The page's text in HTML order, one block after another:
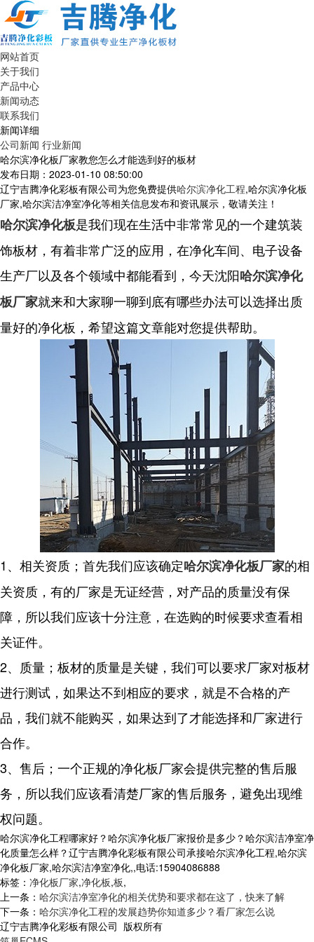
网站首页
关于我们
产品中心
新闻动态
联系我们
新闻详细
公司新闻 行业新闻
哈尔滨净化板厂家教您怎么才能选到好的板材
发布日期：2023-01-10 08:50:00
辽宁吉腾净化彩板有限公司为您免费提供哈尔滨净化工程,哈尔滨净化板
厂家,哈尔滨洁净室净化等相关信息发布和资讯展示，敬请关注！
哈尔滨净化板是我们现在生活中非常常见的一个建筑装
饰板材，有着非常广泛的应用，在净化车间、电子设备
生产厂以及各个领域中都能看到，今天沈阳哈尔滨净化
板厂家就来和大家聊一聊到底有哪些办法可以选择出质
量好的净化板，希望这篇文章能对您提供帮助。
1、相关资质；首先我们应该确定哈尔滨净化板厂家的相
关资质，有的厂家是无证经营，对产品的质量没有保
障，所以我们应该十分注意，在选购的时候要求查看相
关证件。
2、质量；板材的质量是关键，我们可以要求厂家对板材
进行测试，如果达不到相应的要求，就是不合格的产
品，我们就不能购买，如果达到了才能选择和厂家进行
合作。
3、售后；一个正规的净化板厂家会提供完整的售后服
务，所以我们应该看清楚厂家的售后服务，避免出现维
权问题。
哈尔滨净化工程哪家好？哈尔滨净化板厂家报价是多少？哈尔滨洁净室净
化质量怎么样？辽宁吉腾净化彩板有限公司承接哈尔滨净化工程,哈尔滨
净化板厂家,哈尔滨洁净室净化,,电话:15904086888
标签： 净化板厂家,净化板,板,
上一条： 哈尔滨洁净室净化的相关优势和要求都在这了，快来了解
下一条： 哈尔滨净化工程的发展趋势你知道多少？看厂家怎么说
辽宁吉腾净化彩板有限公司 版权所有